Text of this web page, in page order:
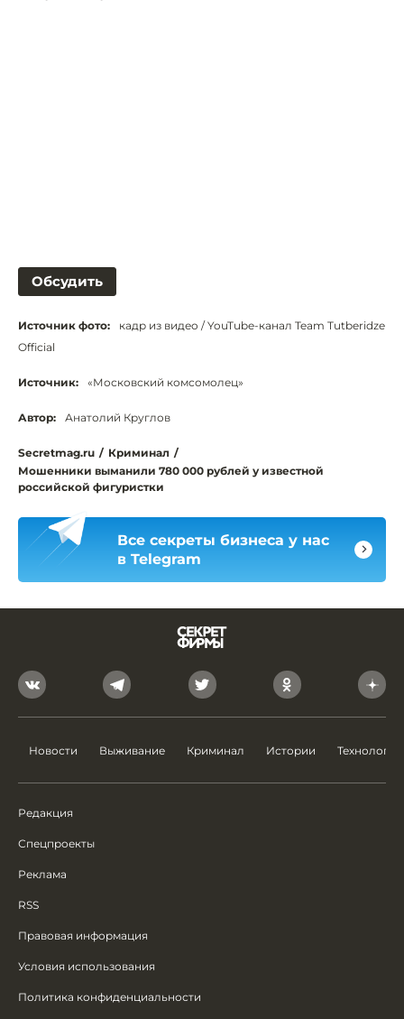
Обсудить
Источник фото:
кадр из видео / YouTube-канал Team Tutberidze
Official
Источник: «Московский комсомолец»
Автор: Анатолий Круглов
Secretmag.ru / Криминал /
Мошенники выманили 780 000 рублей у известной
российской фигуристки
Все секреты бизнеса у нас
в Telegram
Новости Выживание Криминал Истории Технологии
Редакция
Спецпроекты
Реклама
RSS
Правовая информация
Условия использования
Политика конфиденциальности